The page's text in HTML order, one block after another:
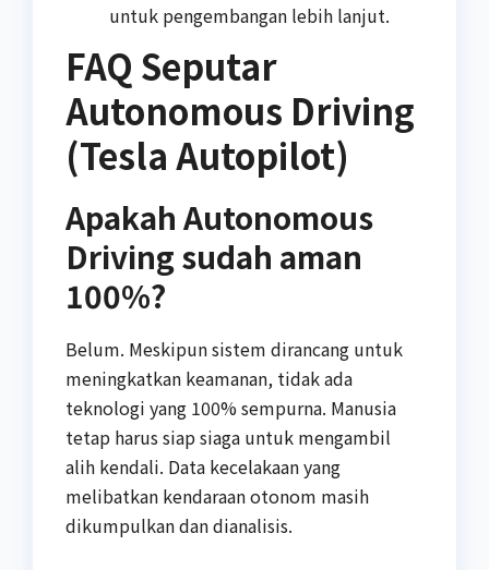
untuk pengembangan lebih lanjut.
FAQ Seputar
Autonomous Driving
(Tesla Autopilot)
Apakah Autonomous
Driving sudah aman
100%?
Belum. Meskipun sistem dirancang untuk
meningkatkan keamanan, tidak ada
teknologi yang 100% sempurna. Manusia
tetap harus siap siaga untuk mengambil
alih kendali. Data kecelakaan yang
melibatkan kendaraan otonom masih
dikumpulkan dan dianalisis.